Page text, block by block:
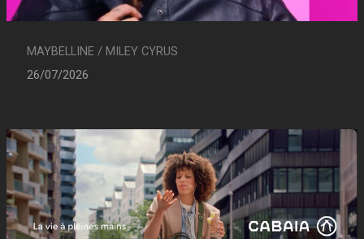
MAYBELLINE / MILEY CYRUS
26/07/2026